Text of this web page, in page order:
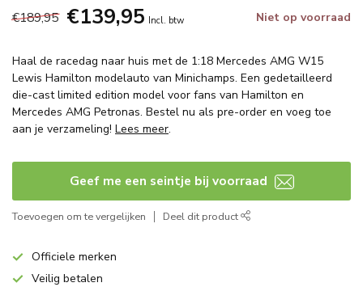
€189,95 €139,95 Incl. btw Niet op voorraad
Haal de racedag naar huis met de 1:18 Mercedes AMG W15
Lewis Hamilton modelauto van Minichamps. Een gedetailleerd
die-cast limited edition model voor fans van Hamilton en
Mercedes AMG Petronas. Bestel nu als pre-order en voeg toe
aan je verzameling! Lees meer.
Geef me een seintje bij voorraad
Toevoegen om te vergelijken Deel dit product
Officiele merken
Veilig betalen